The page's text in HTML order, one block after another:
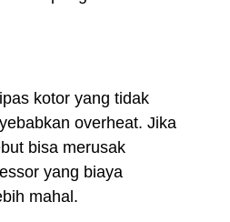
kotor yang tidak
overheat. Jika
bisa merusak
yang biaya
mahal.